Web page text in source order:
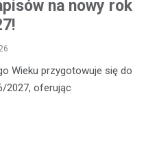
na nowy rok
Wieku przygotowuje się do
2027, oferując